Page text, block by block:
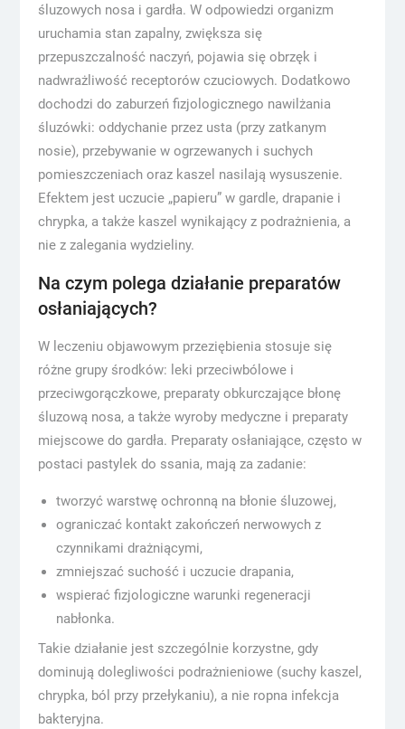
śluzowych nosa i gardła. W odpowiedzi organizm
uruchamia stan zapalny, zwiększa się
przepuszczalność naczyń, pojawia się obrzęk i
nadwrażliwość receptorów czuciowych. Dodatkowo
dochodzi do zaburzeń fizjologicznego nawilżania
śluzówki: oddychanie przez usta (przy zatkanym
nosie), przebywanie w ogrzewanych i suchych
pomieszczeniach oraz kaszel nasilają wysuszenie.
Efektem jest uczucie „papieru” w gardle, drapanie i
chrypka, a także kaszel wynikający z podrażnienia, a
nie z zalegania wydzieliny.
Na czym polega działanie preparatów
osłaniających?
W leczeniu objawowym przeziębienia stosuje się
różne grupy środków: leki przeciwbólowe i
przeciwgorączkowe, preparaty obkurczające błonę
śluzową nosa, a także wyroby medyczne i preparaty
miejscowe do gardła. Preparaty osłaniające, często w
postaci pastylek do ssania, mają za zadanie:
tworzyć warstwę ochronną na błonie śluzowej,
ograniczać kontakt zakończeń nerwowych z
czynnikami drażniącymi,
zmniejszać suchość i uczucie drapania,
wspierać fizjologiczne warunki regeneracji
nabłonka.
Takie działanie jest szczególnie korzystne, gdy
dominują dolegliwości podrażnieniowe (suchy kaszel,
chrypka, ból przy przełykaniu), a nie ropna infekcja
bakteryjna.